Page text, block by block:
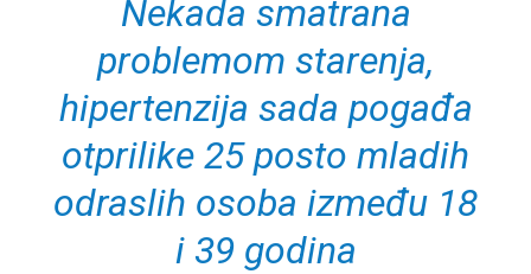
Nekada smatrana
problemom starenja,
hipertenzija sada pogađa
otprilike 25 posto mladih
odraslih osoba između 18
i 39 godina